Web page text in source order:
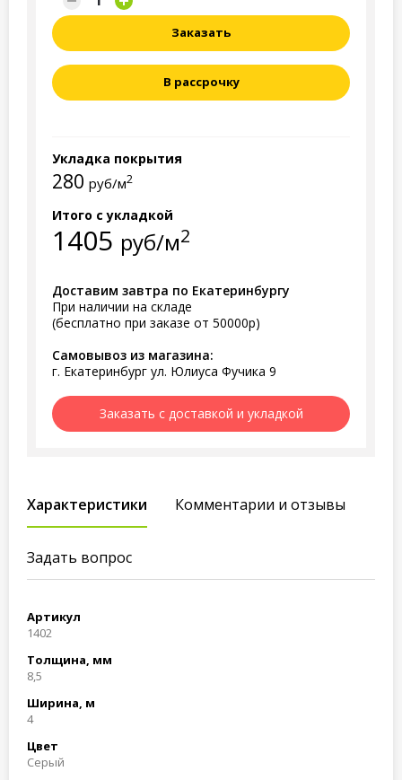
Заказать
В рассрочку
Укладка покрытия
280 руб/м2
Итого с укладкой
1405 руб/м2
Доставим завтра по Екатеринбургу
При наличии на складе
(бесплатно при заказе от 50000р)
Самовывоз из магазина:
г. Екатеринбург ул. Юлиуса Фучика 9
Заказать с доставкой и укладкой
Характеристики Комментарии и отзывы
Задать вопрос
Артикул
1402
Толщина, мм
8,5
Ширина, м
4
Цвет
Серый